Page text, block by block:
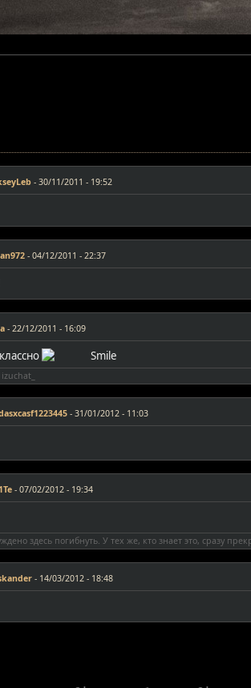
- 30/11/2011 - 19:52
- 04/12/2011 - 22:37
- 22/12/2011 - 16:09
- 31/01/2012 - 11:03
- 07/02/2012 - 19:34
здесь погибнуть. У тех же, кто знает это, сразу
- 14/03/2012 - 18:48